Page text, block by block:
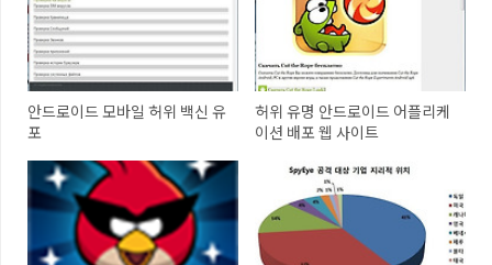
안드로이드 모바일 허위 백신 유
포
허위 유명 안드로이드 어플리케
이션 배포 웹 사이트